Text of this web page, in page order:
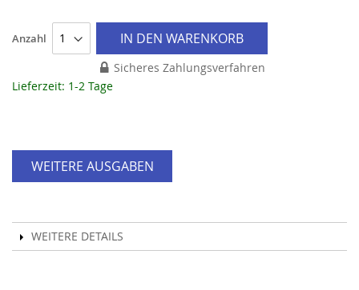
Anzahl IN DEN WARENKORB
Sicheres Zahlungsverfahren
Lieferzeit: 1-2 Tage
WEITERE AUSGABEN
WEITERE DETAILS